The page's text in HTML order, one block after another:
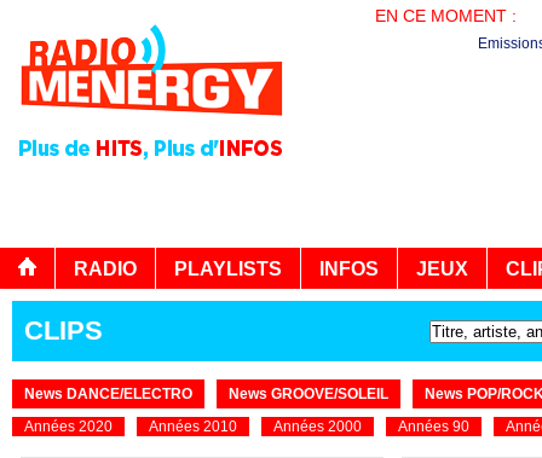
EN CE MOMENT :
RADIO PLAYLISTS INFOS JEUX
CLIPS
News DANCE/ELECTRO News GROOVE/SOLEIL
News POP/
Années 2020
Années 2010 Années 2000 Années 90